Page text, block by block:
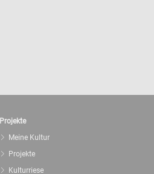
Projekte
Meine Kultur
Projekte
Kulturriese